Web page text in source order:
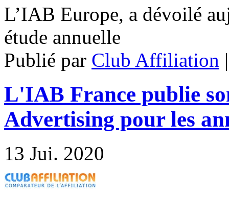
L’IAB Europe, a dévoilé
étude annuelle
Publié par Club Affiliation
L'IAB France publie
Advertising pour les
13 Jui. 2020